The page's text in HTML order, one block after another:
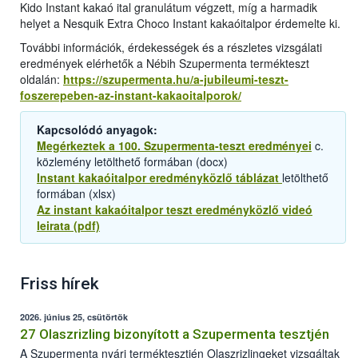
Kido Instant kakaó ital granulátum végzett, míg a harmadik
helyet a Nesquik Extra Choco Instant kakaóitalpor érdemelte ki.
További információk, érdekességek és a részletes vizsgálati
eredmények elérhetők a Nébih Szupermenta termékteszt
oldalán: https://szupermenta.hu/a-jubileumi-teszt-
foszerepeben-az-instant-kakaoitalporok/
Kapcsolódó anyagok:
Megérkeztek a 100. Szupermenta-teszt eredményei c.
közlemény letölthető formában (docx)
Instant kakaóitalpor eredményközlő táblázat letölthető
formában (xlsx)
Az instant kakaóitalpor teszt eredményközlő videó
leirata (pdf)
Friss hírek
2026. június 25, csütörtök
27 Olaszrizling bizonyított a Szupermenta tesztjén
A Szupermenta nyári terméktesztjén Olaszrizlingeket vizsgáltak